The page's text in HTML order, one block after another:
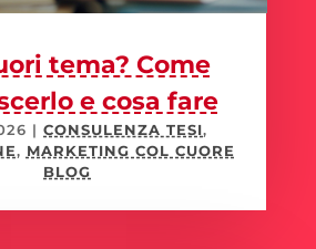
tema? Come
e cosa fare
|CONSULENZA TESI,
, MARKETING COL CUORE
BLOG